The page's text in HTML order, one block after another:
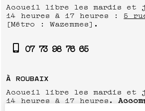
Accueil libre les mardis et
14 heures à 17 heures : 5
[Métro : Wazemmes].
07 73 98 76 65
À ROUBAIX
Accueil libre les mardis et
14 heures à 17 heures.